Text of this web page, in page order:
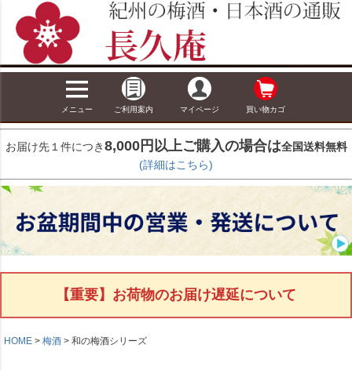
メニュー ご利用案内 マイページ 買い物カゴ
お届け先１件につき8,000円以上ご購入の場合は全国送料無料
(詳細はこちら)
【重要】お荷物のお届け遅延について
HOME 梅酒 和の梅酒シリーズ